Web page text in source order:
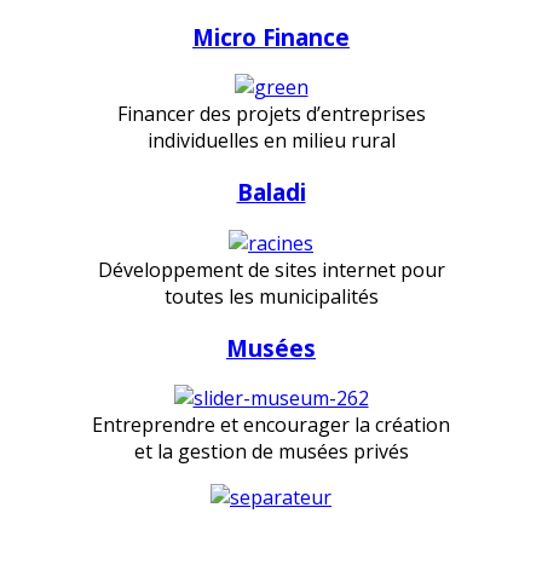
Micro Finance
Financer des projets d’entreprises
individuelles en milieu rural
Baladi
Développement de sites internet pour
toutes les municipalités
Musées
Entreprendre et encourager la création
et la gestion de musées privés